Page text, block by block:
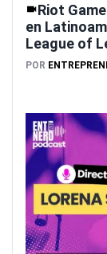
Riot
en
League of
POR